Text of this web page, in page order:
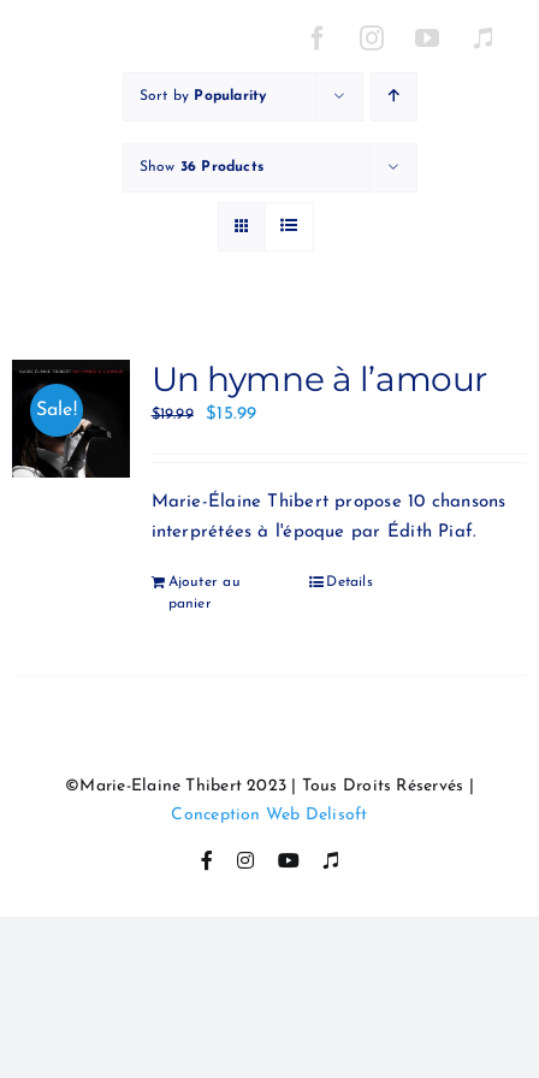
Sort by Popularity
Show 36 Products
Sale!
Un hymne à l’amour
$19.99 $15.99
Marie-Élaine Thibert propose 10 chansons
interprétées à l'époque par Édith Piaf.
Ajouter au
panier
Details
©Marie-Elaine Thibert 2023 | Tous Droits Réservés |
Conception Web Delisoft
FacebookInstagramYouTube